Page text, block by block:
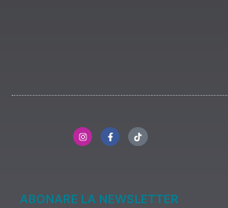
ABONARE LA NEWSLETTER